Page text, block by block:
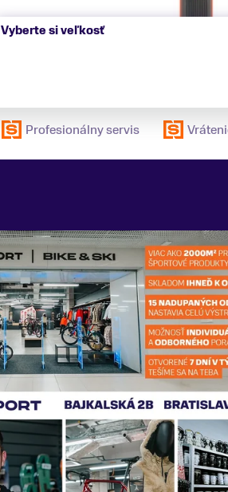
Vyberte si veľkosť
Profesionálny servis